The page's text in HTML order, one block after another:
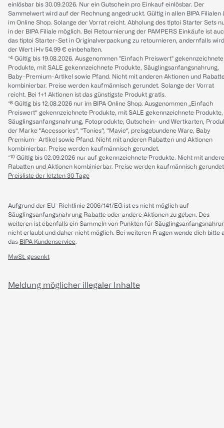
einlösbar bis 30.09.2026. Nur ein Gutschein pro Einkauf einlösbar. Der
Sammelwert wird auf der Rechnung angedruckt. Gültig in allen BIPA Filialen
im Online Shop. Solange der Vorrat reicht. Abholung des tiptoi Starter Sets
in der BIPA Filiale möglich. Bei Retournierung der PAMPERS Einkäufe ist
das tiptoi Starter-Set in Originalverpackung zu retournieren, andernfalls wird
der Wert iHv 54.99 € einbehalten.
*⁴ Gültig bis 19.08.2026. Ausgenommen "Einfach Preiswert" gekennzeichnete
Produkte, mit SALE gekennzeichnete Produkte, Säuglingsanfangsnahrung,
Baby-Premium-Artikel sowie Pfand. Nicht mit anderen Aktionen und
kombinierbar. Preise werden kaufmännisch gerundet. Solange der Vorrat
reicht. Bei 1+1 Aktionen ist das günstigste Produkt gratis.
*⁸ Gültig bis 12.08.2026 nur im BIPA Online Shop. Ausgenommen „Einfach
Preiswert“ gekennzeichnete Produkte, mit SALE gekennzeichnete Produkte,
Säuglingsanfangsnahrung, Fotoprodukte, Gutschein- und Wertkarten,
der Marke “Accessories“, “Tonies“, “Mavie“, preisgebundene Ware, Baby
Premium- Artikel sowie Pfand. Nicht mit anderen Rabatten und Aktionen
kombinierbar. Preise werden kaufmännisch gerundet.
*¹⁰ Gültig bis 02.09.2026 nur auf gekennzeichnete Produkte. Nicht mit
Rabatten und Aktionen kombinierbar. Preise werden kaufmännisch
Preisliste der letzten 30 Tage
Aufgrund der EU-Richtlinie 2006/141/EG ist es nicht möglich auf
Säuglingsanfangsnahrung Rabatte oder andere Aktionen zu geben. Des
weiteren ist ebenfalls ein Sammeln von Punkten für
nicht erlaubt und daher nicht möglich. Bei weiteren Fragen wende dich bitte
das BIPA Kundenservice.
MwSt. gesenkt
Meldung möglicher illegaler Inhalte